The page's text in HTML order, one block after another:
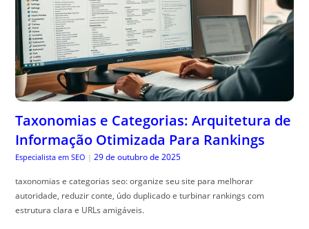
Taxonomias e Categorias: Arquitetura de
Informação Otimizada Para Rankings
Especialista em SEO | 29 de outubro de 2025
taxonomias e categorias seo: organize seu site para melhorar
autoridade, reduzir conte, údo duplicado e turbinar rankings com
estrutura clara e URLs amigáveis.